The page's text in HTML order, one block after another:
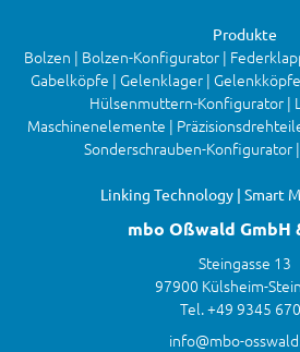
Produkte
Bolzen | Bolzen-Konfigurator |
Gabelköpfe | Gelenklager |
Hülsenmuttern-Konfigurator |
Maschinenelemente |
Sonderschrauben-Konfigurator
Linking Technology | Smart
mbo Oßwald GmbH
Steingasse 13
97900 Külsheim-
Tel. +49 9345
info@mbo-